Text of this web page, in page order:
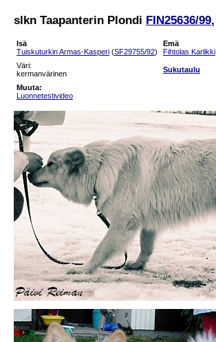
slkn Taapanterin Plondi FIN25636/99,
Isä
Tuiskuturkin Armas-Kasperi (SF29755/92)
Emä
Fihtolas Karlikki
Väri:
kermanvärinen
Sukutaulu
Muuta:
Luonnetestivideo